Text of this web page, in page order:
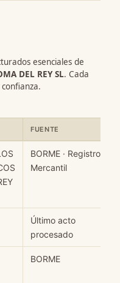
esenciales de
DEL REY SL. Cada
FUENTE
BORME · Registro
Mercantil
Último acto
procesado
BORME